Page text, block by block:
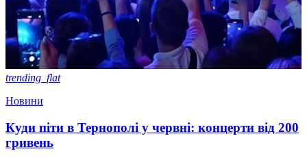
trending_flat
Новини
Куди піти в Тернополі у червні: концерти від 200
гривень